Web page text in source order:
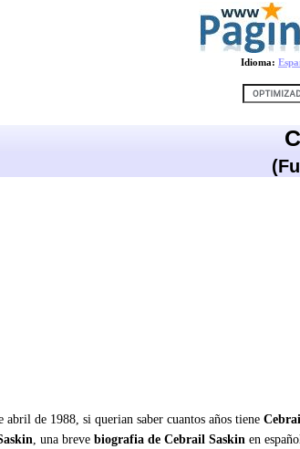
Idioma:
de 1988, si querian saber cuantos años tiene
, una breve biografia de Cebrail Saskin en